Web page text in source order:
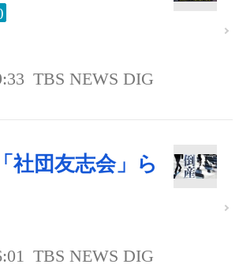
TBS NEWS DIG
社団友志会」ら
TBS NEWS DIG